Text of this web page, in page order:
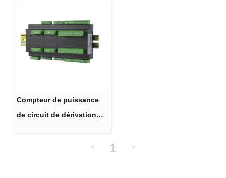
Compteur de puissance
de circuit de dérivation
1